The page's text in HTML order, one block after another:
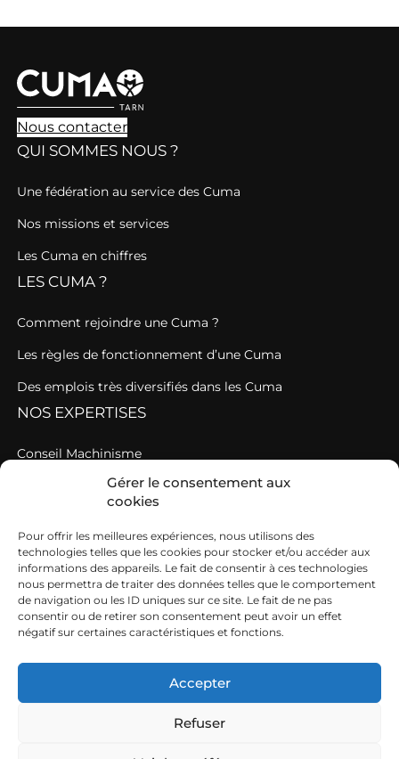
Gérer le consentement aux
cookies
Pour offrir les meilleures expériences, nous utilisons des
technologies telles que les cookies pour stocker et/ou accéder aux
informations des appareils. Le fait de consentir à ces technologies
nous permettra de traiter des données telles que le comportement
de navigation ou les ID uniques sur ce site. Le fait de ne pas
consentir ou de retirer son consentement peut avoir un effet
négatif sur certaines caractéristiques et fonctions.
Accepter
Refuser
Nous contacter
QUI SOMMES NOUS ?
Une fédération au service des Cuma
Nos missions et services
Les Cuma en chiffres
LES CUMA ?
Comment rejoindre une Cuma ?
Les règles de fonctionnement d’une Cuma
Des emplois très diversifiés dans les Cuma
NOS EXPERTISES
Conseil Machinisme
Une AGC au service des Cuma en étroite relation avec
votre fédération de Cuma
Une fédération au service du travail en agriculture
A CONSULTER
Nos offres d’emploi
Agenda